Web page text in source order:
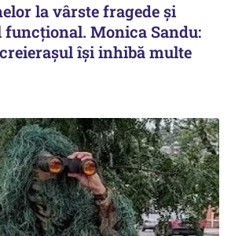
la vârste fragede și
Monica Sandu:
își inhibă multe